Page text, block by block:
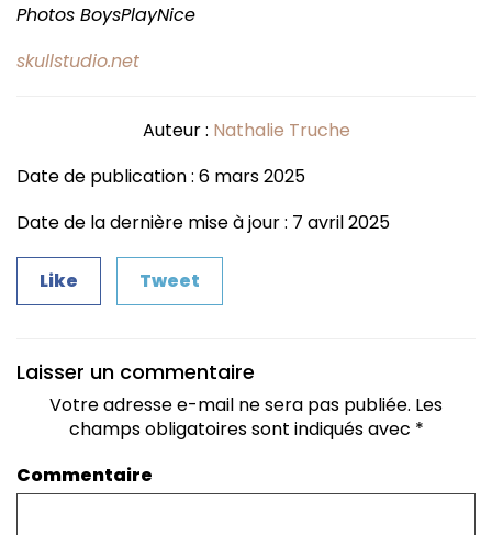
Photos BoysPlayNice
skullstudio.net
Auteur : Nathalie Truche
Date de publication : 6 mars 2025
Date de la dernière mise à jour : 7 avril 2025
Like Tweet
Laisser un commentaire
Votre adresse e-mail ne sera pas publiée. Les
champs obligatoires sont indiqués avec *
Commentaire